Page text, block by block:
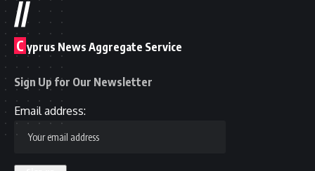
//
C yprus News Aggregate Service
Sign Up for Our Newsletter
Email address: